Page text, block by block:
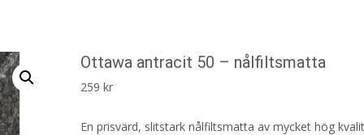
Ottawa antracit 50 – nålfiltsmatta
259kr
En prisvärd, slitstark nålfiltsmatta av mycket hög